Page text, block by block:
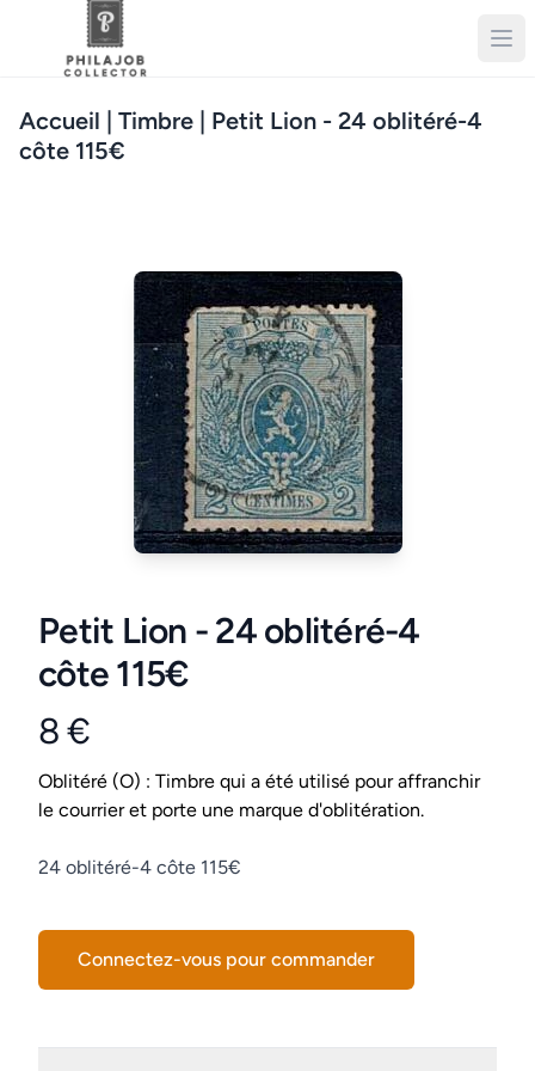
Accueil | Timbre | Petit Lion - 24 oblitéré-4
côte 115€
Petit Lion - 24 oblitéré-4
côte 115€
Product information
8 €
Conditions
Oblitéré (O) : Timbre qui a été utilisé pour affranchir
le courrier et porte une marque d'oblitération.
Description
24 oblitéré-4 côte 115€
Connectez-vous pour commander